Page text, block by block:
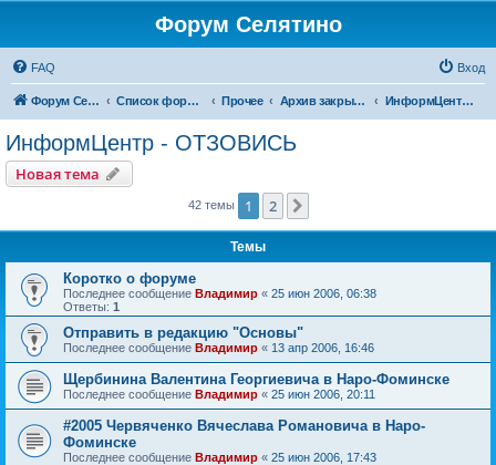
Форум Селятино
FAQ Вход
Форум Селятино Список форумов Прочее Архив закрытых тем ИнформЦентр - ОТЗОВИСЬ
ИнформЦентр - ОТЗОВИСЬ
Новая тема
42 темы 1 2
Темы
Коротко о форуме
Последнее сообщение Владимир « 25 июн 2006, 06:38
Ответы: 1
Отправить в редакцию "Основы"
Последнее сообщение Владимир « 13 апр 2006, 16:46
Щербинина Валентина Георгиевича в Наро-Фоминске
Последнее сообщение Владимир « 25 июн 2006, 20:11
#2005 Червяченко Вячеслава Романовича в Наро-
Фоминске
Последнее сообщение Владимир « 25 июн 2006, 17:43